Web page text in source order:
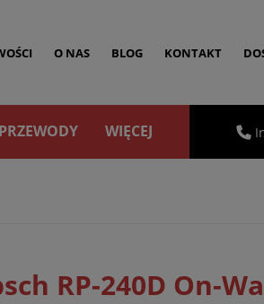
O NAS BLOG KONTAKT
PRZEWODY WIĘCEJ
RP-240D On-